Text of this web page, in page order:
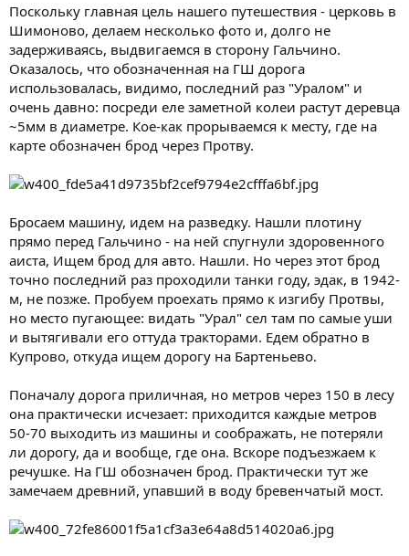
Поскольку главная цель нашего путешествия - церковь в
Шимоново, делаем несколько фото и, долго не
задерживаясь, выдвигаемся в сторону Гальчино.
Оказалось, что обозначенная на ГШ дорога
использовалась, видимо, последний раз "Уралом" и
очень давно: посреди еле заметной колеи растут деревца
~5мм в диаметре. Кое-как прорываемся к месту, где на
карте обозначен брод через Протву.
Бросаем машину, идем на разведку. Нашли плотину
прямо перед Гальчино - на ней спугнули здоровенного
аиста, Ищем брод для авто. Нашли. Но через этот брод
точно последний раз проходили танки году, эдак, в 1942-
м, не позже. Пробуем проехать прямо к изгибу Протвы,
но место пугающее: видать "Урал" сел там по самые уши
и вытягивали его оттуда тракторами. Едем обратно в
Купрово, откуда ищем дорогу на Бартеньево.
Поначалу дорога приличная, но метров через 150 в лесу
она практически исчезает: приходится каждые метров
50-70 выходить из машины и соображать, не потеряли
ли дорогу, да и вообще, где она. Вскоре подъезжаем к
речушке. На ГШ обозначен брод. Практически тут же
замечаем древний, упавший в воду бревенчатый мост.